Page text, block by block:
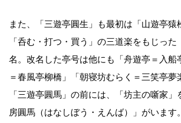
また、「三遊亭圓生」も最初は「山遊亭猿
「呑む・打つ・買う」の三道楽をもじった
名。改名した亭号は他にも「舟遊亭＝入船
＝春風亭柳橋」「朝寝坊むらく＝三笑亭夢
「三遊亭圓馬」の前には、「坊主の噺家」
房圓馬（はなしぼう・えんば）」がいます。